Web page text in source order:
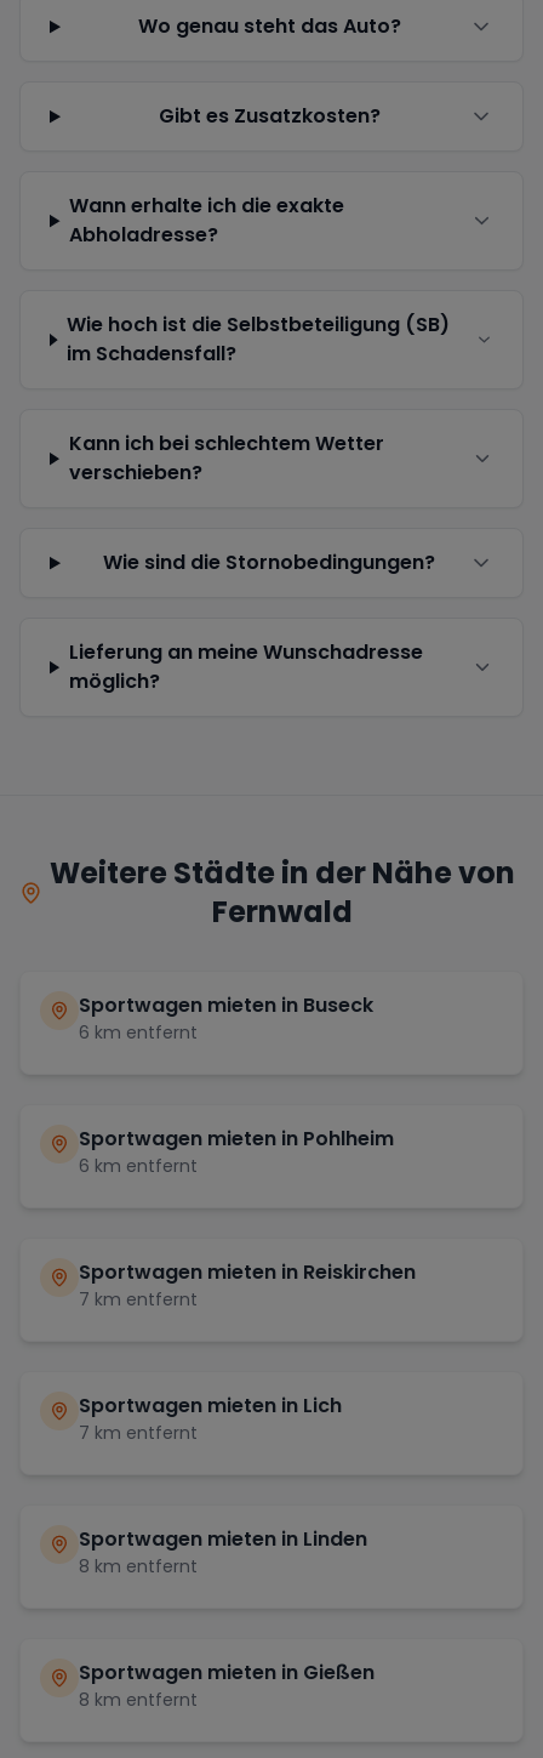
Wo genau steht das Auto?
Gibt es Zusatzkosten?
Wann erhalte ich die exakte
Abholadresse?
Wie hoch ist die Selbstbeteiligung (SB)
im Schadensfall?
Kann ich bei schlechtem Wetter
verschieben?
Wie sind die Stornobedingungen?
Lieferung an meine Wunschadresse
möglich?
Weitere Städte in der Nähe von
Fernwald
Sportwagen mieten in Buseck
6 km entfernt
Sportwagen mieten in Pohlheim
6 km entfernt
Sportwagen mieten in Reiskirchen
7 km entfernt
Sportwagen mieten in Lich
7 km entfernt
Sportwagen mieten in Linden
8 km entfernt
Sportwagen mieten in Gießen
8 km entfernt